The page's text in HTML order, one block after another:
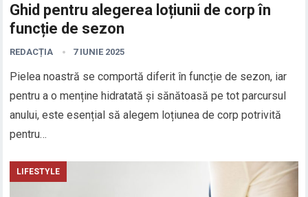
Ghid pentru alegerea loțiunii de corp în
funcție de sezon
REDACȚIA 7 IUNIE 2025
Pielea noastră se comportă diferit în funcție de sezon, iar
pentru a o menține hidratată și sănătoasă pe tot parcursul
anului, este esențial să alegem loțiunea de corp potrivită
pentru…
LIFESTYLE